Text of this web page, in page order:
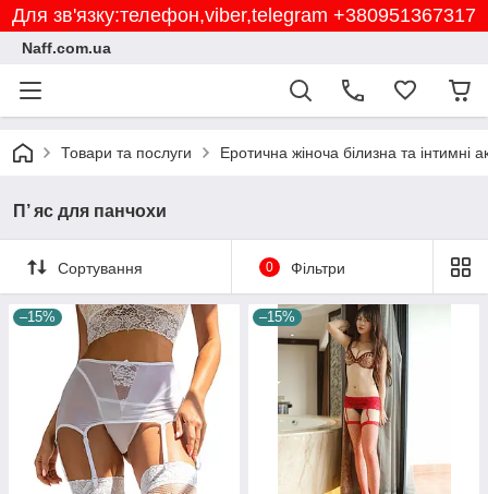
Для зв'язку:телефон,viber,telegram +380951367317
Naff.com.ua
Товари та послуги Еротична жіноча білизна та інтимні
П’ яс для панчохи
Сортування 0 Фільтри
–15% –15%